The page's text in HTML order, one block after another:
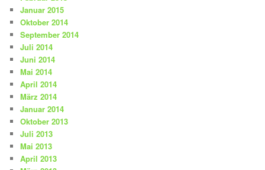
Januar 2015
Oktober 2014
September 2014
Juli 2014
Juni 2014
Mai 2014
April 2014
März 2014
Januar 2014
Oktober 2013
Juli 2013
Mai 2013
April 2013